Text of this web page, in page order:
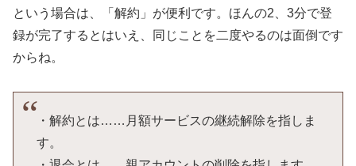
という場合は、「解約」が便利です。ほんの2、3分で登
録が完了するとはいえ、同じことを二度やるのは面倒です
からね。
・解約とは……月額サービスの継続解除を指しま
す。